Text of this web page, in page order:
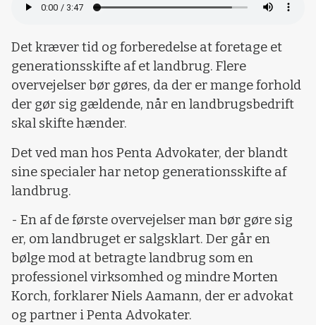
Det kræver tid og forberedelse at foretage et
generationsskifte af et landbrug. Flere
overvejelser bør gøres, da der er mange forhold
der gør sig gældende, når en landbrugsbedrift
skal skifte hænder.
Det ved man hos Penta Advokater, der blandt
sine specialer har netop generationsskifte af
landbrug.
- En af de første overvejelser man bør gøre sig
er, om landbruget er salgsklart. Der går en
bølge mod at betragte landbrug som en
professionel virksomhed og mindre Morten
Korch, forklarer Niels Aamann, der er advokat
og partner i Penta Advokater.